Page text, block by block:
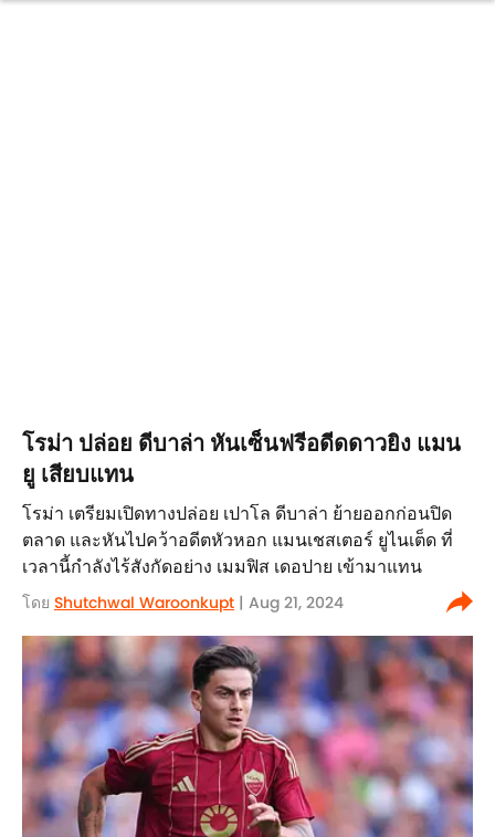
โรม่า ปล่อย ดีบาล่า หันเซ็นฟรีอดีดดาวยิง แมน
ยู เสียบแทน
โรม่า เตรียมเปิดทางปล่อย เปาโล ดีบาล่า ย้ายออกก่อนปิด
ตลาด และหันไปคว้าอดีตหัวหอก แมนเชสเตอร์ ยูไนเต็ด ที่
เวลานี้กำลังไร้สังกัดอย่าง เมมฟิส เดอปาย เข้ามาแทน
โดย Shutchwal Waroonkupt | Aug 21, 2024